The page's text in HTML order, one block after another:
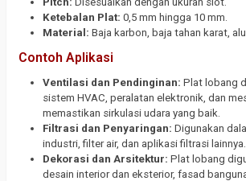
Ketebalan Plat: 0,5 mm hingga 10 mm.
Material: Baja karbon, baja tahan karat,
Contoh Aplikasi
Ventilasi dan Pendinginan: Plat lobang
sistem HVAC, peralatan elektronik, dan
memastikan sirkulasi udara yang baik.
Filtrasi dan Penyaringan: Digunakan
industri, filter air, dan aplikasi filtrasi lainnya.
Dekorasi dan Arsitektur: Plat lobang
desain interior dan eksterior, fasad